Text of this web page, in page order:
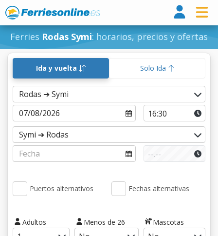
Ferries Rodas Symi: horarios, precios y ofertas
Ida y vuelta Solo Ida
Puertos alternativos Fechas alternativas
Adultos Menos de 26 Mascotas